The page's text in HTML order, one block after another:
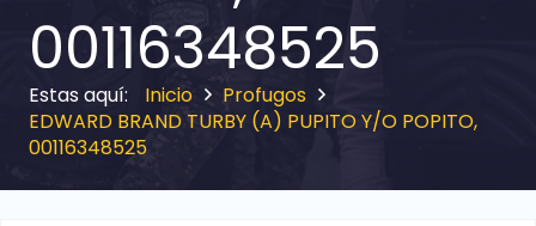
00116348525
Inicio
Profugos
EDWARD BRAND TURBY (A) PUPITO Y/O POPITO,
00116348525